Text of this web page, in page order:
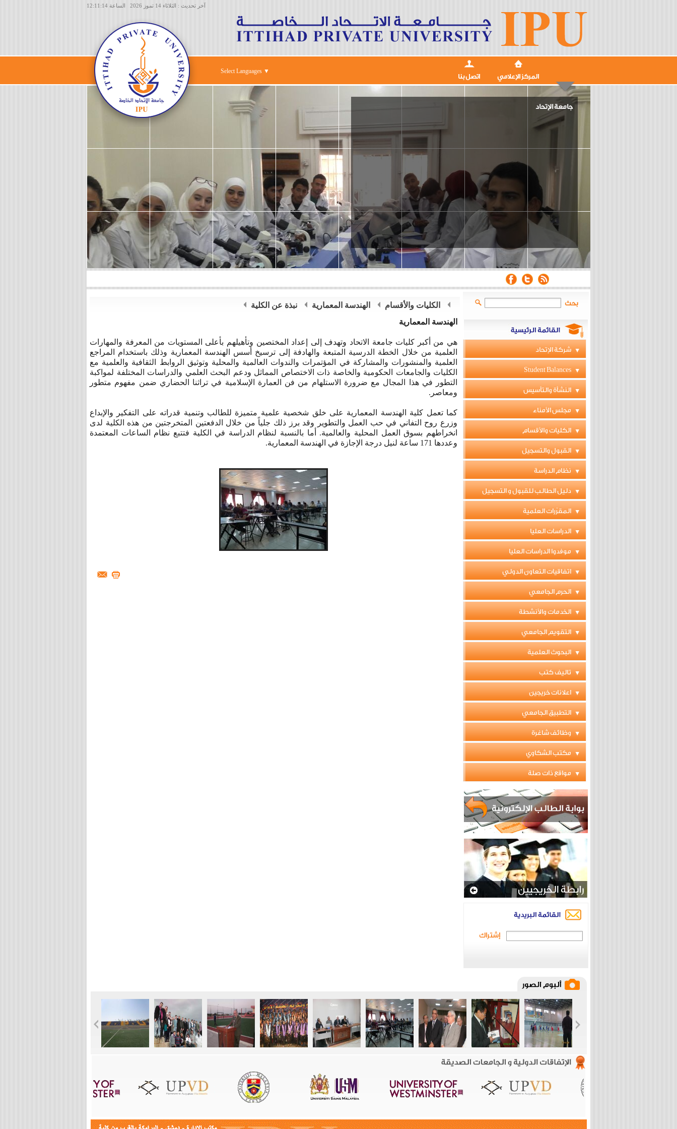
آخر تحديث : الثلاثاء 14 تموز 2026 الساعة 12:11:14
المركز الإعلامي اتصل بنا
Select Languages ▼
جامعة الإتحاد
بحث
شركة الإتحاد
Student Balances
النشأة والتأسيس
مجلس الأمناء
الكليات والأقسام
القبول والتسجيل
نظام الدراسة
دليل الطالب للقبول و التسجيل
المقرّرات العلمية
الدراسات العليا
موفدوا الدراسات العليا
اتفاقيات التعاون الدولي
الحرم الجامعي
الخدمات والأنشطة
التقويم الجامعي
البحوث العلمية
تاليف كتب
اعلانات خريجين
التطبيق الجامعي
وظائف شاغرة
مكتب الشكاوي
مواقع ذات صلة
الكليات والأقسام الهندسة المعمارية
نبذة عن الكلية
الهندسة المعمارية
هي من أكبر كليات جامعة الاتحاد وتهدف إلى إعداد المختصين وتأهيلهم بأعلى المستويات من المعرفة والمهارات
العلمية من خلال الخطة الدرسية المتبعة والهادفة إلى ترسيخ أسس الهندسة المعمارية وذلك باستخدام المراجع
العلمية والمنشورات والمشاركة في المؤتمرات والندوات العالمية والمحلية وتوثيق الروابط الثقافية والعلمية مع
الكليات والجامعات الحكومية والخاصة ذات الاختصاص المماثل ودعم البحث العلمي والدراسات المختلفة لمواكبة
التطور في هذا المجال مع ضرورة الاستلهام من فن العمارة الإسلامية في تراثنا الحضاري ضمن مفهوم متطور
ومعاصر.
كما تعمل كلية الهندسة المعمارية على خلق شخصية علمية متميزة للطالب وتنمية قدراته على التفكير والإبداع
وزرع روح التفاني في حب العمل والتطوير وقد برز ذلك جلياً من خلال الدفعتين المتخرجتين من هذه الكلية لدى
انخراطهم بسوق العمل المحلية والعالمية. أما بالنسبة لنظام الدراسة في الكلية فتتبع نظام الساعات المعتمدة
وعددها 171 ساعة لنيل درجة الإجازة في الهندسة المعمارية.